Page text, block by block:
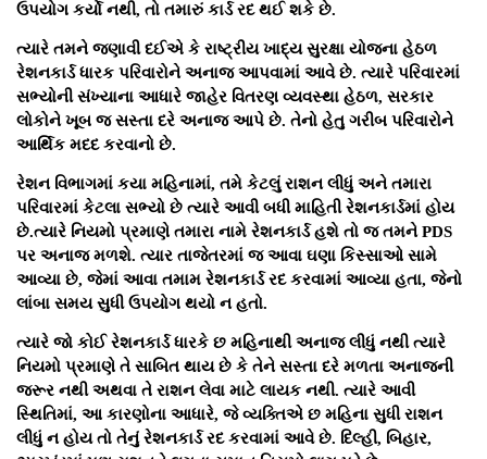
ઉપયોગ કર્યો નથી, તો તમારું કાર્ડ રદ થઈ શકે છે.
ત્યારે તમને જણાવી દઈએ કે રાષ્ટ્રીય ખાદ્ય સુરક્ષા યોજના હેઠળ
રેશનકાર્ડ ધારક પરિવારોને અનાજ આપવામાં આવે છે. ત્યારે પરિવારમાં
સભ્યોની સંખ્યાના આધારે જાહેર વિતરણ વ્યવસ્થા હેઠળ, સરકાર
લોકોને ખૂબ જ સસ્તા દરે અનાજ આપે છે. તેનો હેતુ ગરીબ પરિવારોને
આર્થિક મદદ કરવાનો છે.
રેશન વિભાગમાં કયા મહિનામાં, તમે કેટલું રાશન લીધું અને તમારા
પરિવારમાં કેટલા સભ્યો છે ત્યારે આવી બધી માહિતી રેશનકાર્ડમાં હોય
છે.ત્યારે નિયમો પ્રમાણે તમારા નામે રેશનકાર્ડ હશે તો જ તમને PDS
પર અનાજ મળશે. ત્યાર તાજેતરમાં જ આવા ઘણા કિસ્સાઓ સામે
આવ્યા છે, જેમાં આવા તમામ રેશનકાર્ડ રદ કરવામાં આવ્યા હતા, જેનો
લાંબા સમય સુધી ઉપયોગ થયો ન હતો.
ત્યારે જો કોઈ રેશનકાર્ડ ધારકે છ મહિનાથી અનાજ લીધું નથી ત્યારે
નિયમો પ્રમાણે તે સાબિત થાય છે કે તેને સસ્તા દરે મળતા અનાજની
જરૂર નથી અથવા તે રાશન લેવા માટે લાયક નથી. ત્યારે આવી
સ્થિતિમાં, આ કારણોના આધારે, જે વ્યક્તિએ છ મહિના સુધી રાશન
લીધું ન હોય તો તેનું રેશનકાર્ડ રદ કરવામાં આવે છે. દિલ્હી, બિહાર,